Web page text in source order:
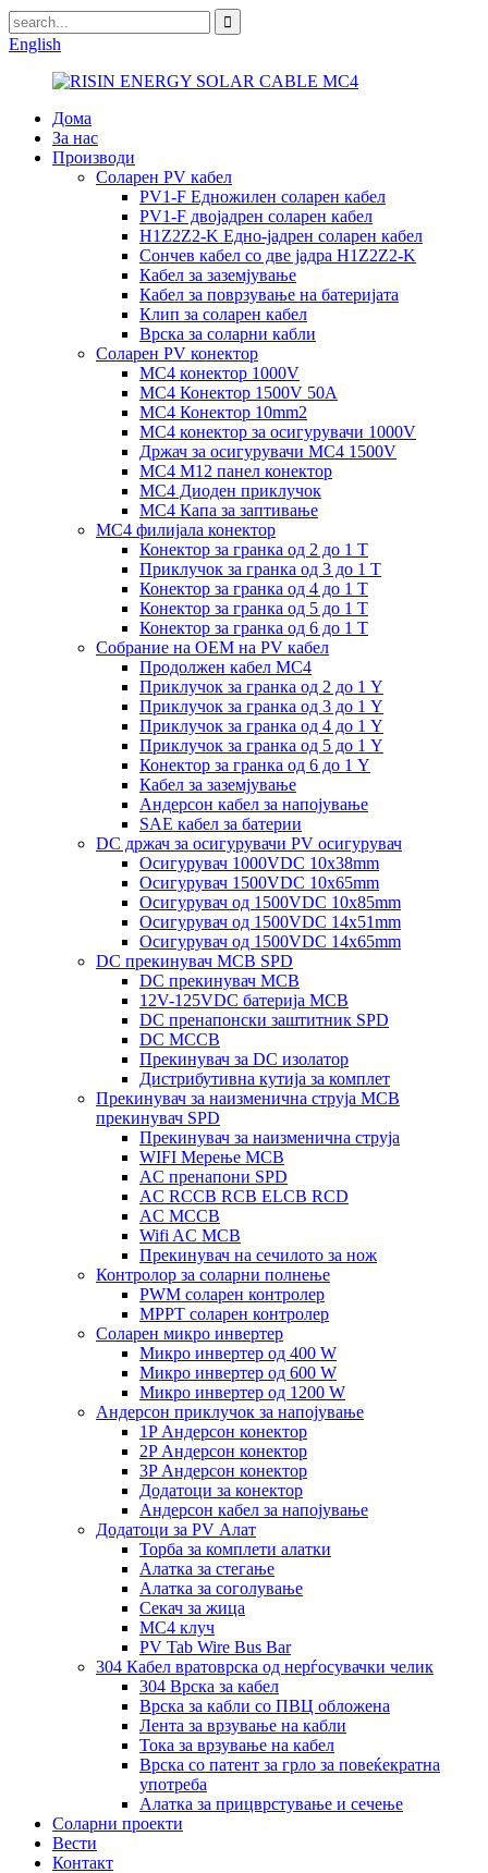
English
Дома
За нас
Производи
Соларен PV кабел
PV1-F Едножилен соларен кабел
PV1-F двојадрен соларен кабел
H1Z2Z2-K Едно-јадрен соларен кабел
Сончев кабел со две јадра H1Z2Z2-K
Кабел за заземјување
Кабел за поврзување на батеријата
Клип за соларен кабел
Врска за соларни кабли
Соларен PV конектор
MC4 конектор 1000V
MC4 Конектор 1500V 50A
MC4 Конектор 10mm2
MC4 конектор за осигурувачи 1000V
Држач за осигурувачи MC4 1500V
MC4 M12 панел конектор
MC4 Диоден приклучок
MC4 Капа за заптивање
MC4 филијала конектор
Конектор за гранка од 2 до 1 Т
Приклучок за гранка од 3 до 1 Т
Конектор за гранка од 4 до 1 Т
Конектор за гранка од 5 до 1 Т
Конектор за гранка од 6 до 1 Т
Собрание на ОЕМ на PV кабел
Продолжен кабел MC4
Приклучок за гранка од 2 до 1 Y
Приклучок за гранка од 3 до 1 Y
Приклучок за гранка од 4 до 1 Y
Приклучок за гранка од 5 до 1 Y
Конектор за гранка од 6 до 1 Y
Кабел за заземјување
Андерсон кабел за напојување
SAE кабел за батерии
DC држач за осигурувачи PV осигурувач
Осигурувач 1000VDC 10x38mm
Осигурувач 1500VDC 10x65mm
Осигурувач од 1500VDC 10x85mm
Осигурувач од 1500VDC 14x51mm
Осигурувач од 1500VDC 14x65mm
DC прекинувач MCB SPD
DC прекинувач MCB
12V-125VDC батерија MCB
DC пренапонски заштитник SPD
DC MCCB
Прекинувач за DC изолатор
Дистрибутивна кутија за комплет
Прекинувач за наизменична струја MCB
прекинувач SPD
Прекинувач за наизменична струја
WIFI Мерење MCB
AC пренапони SPD
AC RCCB RCB ELCB RCD
AC MCCB
Wifi AC MCB
Прекинувач на сечилото за нож
Контролор за соларни полнење
PWM соларен контролер
MPPT соларен контролер
Соларен микро инвертер
Микро инвертер од 400 W
Микро инвертер од 600 W
Микро инвертер од 1200 W
Андерсон приклучок за напојување
1P Андерсон конектор
2P Андерсон конектор
3P Андерсон конектор
Додатоци за конектор
Андерсон кабел за напојување
Додатоци за PV Алат
Торба за комплети алатки
Алатка за стегање
Алатка за соголување
Секач за жица
MC4 клуч
PV Tab Wire Bus Bar
304 Кабел вратоврска од нерѓосувачки челик
304 Врска за кабел
Врска за кабли со ПВЦ обложена
Лента за врзување на кабли
Тока за врзување на кабел
Врска со патент за грло за повеќекратна
употреба
Алатка за прицврстување и сечење
Соларни проекти
Вести
Контакт